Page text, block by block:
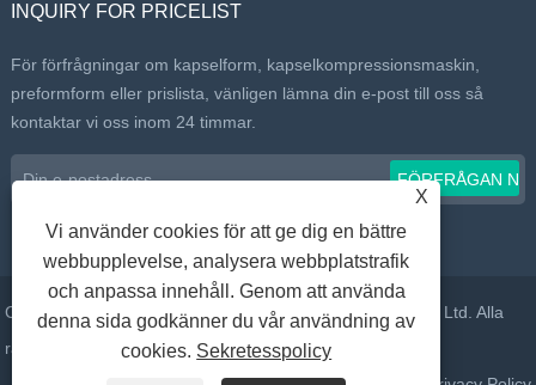
INQUIRY FOR PRICELIST
För förfrågningar om kapselform, kapselkompressionsmaskin,
preformform eller prislista, vänligen lämna din e-post till oss så
kontaktar vi oss inom 24 timmar.
Copyright © 2022 Taizhou Huangyan Daelong Mould Co., Ltd. Alla
rättigheter reserverade.
X
Vi använder cookies för att ge dig en bättre
webbupplevelse, analysera webbplatstrafik
och anpassa innehåll. Genom att använda
denna sida godkänner du vår användning av
cookies. Sekretesspolicy